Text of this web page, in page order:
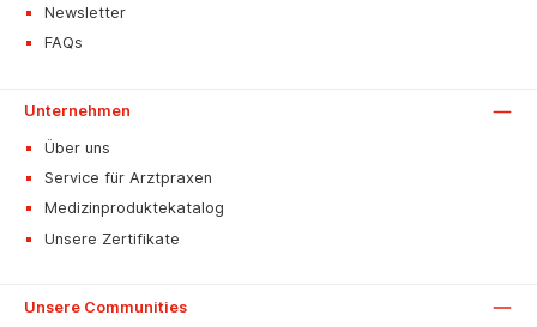
Newsletter
FAQs
Unternehmen
Über uns
Service für Arztpraxen
Medizinproduktekatalog
Unsere Zertifikate
Unsere Communities